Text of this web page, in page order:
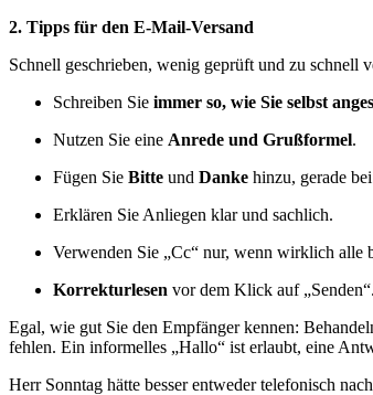
2. Tipps für den E-Mail-Versand
Schnell geschrieben, wenig geprüft und zu schnell
Schreiben Sie immer so, wie Sie selbst
Nutzen Sie eine Anrede und Grußformel.
Fügen Sie Bitte und Danke hinzu, gerade
Erklären Sie Anliegen klar und sachlich.
Verwenden Sie „Cc“ nur, wenn wirklich alle
Korrekturlesen vor dem Klick auf „Senden“.
Egal, wie gut Sie den Empfänger kennen:
fehlen. Ein informelles „Hallo“ ist erlaubt, eine
Herr Sonntag hätte besser entweder telefonisch